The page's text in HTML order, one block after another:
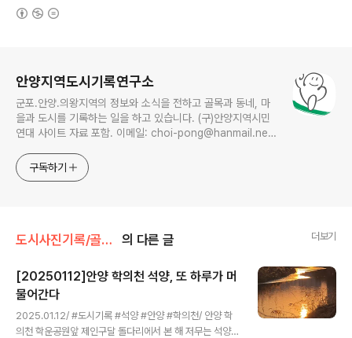
안양지역도시기록연구소
군포.안양.의왕지역의 정보와 소식을 전하고 골목과 동네, 마
을과 도시를 기록하는 일을 하고 있습니다. (구)안양지역시민
연대 사이트 자료 포함. 이메일: choi-pong@hanmail.net
구독하기
도시사진기록/골목풍경 의 다른 글 더보기
[20250112]안양 학의천 석양, 또 하루가 머
물어간다
2025.01.12/ #도시기록 #석양 #안양 #학의천/ 안양 학
의천 학운공원앞 제인구달 돌다리에서 본 해 저무는 석양